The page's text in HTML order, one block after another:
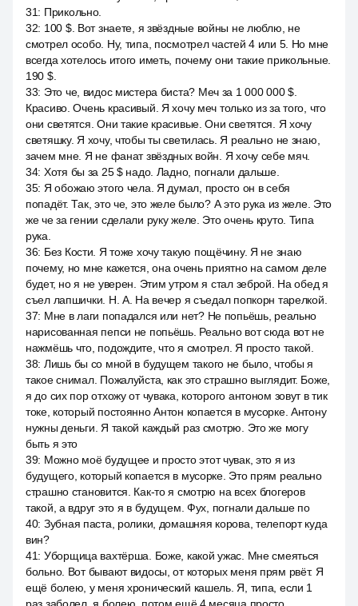
31: Прикольно.
32: 100 $. Вот знаете, я звёздные войны не люблю, не
смотрел особо. Ну, типа, посмотрел частей 4 или 5. Но мне
всегда хотелось итого иметь, почему они такие прикольные.
190 $.
33: Это че, видос мистера биста? Меч за 1 000 000 $.
Красиво. Очень красивый. Я хочу меч только из за того, что
они светятся. Они такие красивые. Они светятся. Я хочу
светяшку. Я хочу, чтобы ты светилась. Я реально не знаю,
зачем мне. Я не фанат звёздных войн. Я хочу себе мяч.
34: Хотя бы за 25 $ надо. Ладно, погнали дальше.
35: Я обожаю этого чела. Я думал, просто он в себя
попадёт. Так, это че, это желе было? А это рука из желе. Это
же че за гении сделали руку желе. Это очень круто. Типа
рука.
36: Без Кости. Я тоже хочу такую пощёчину. Я не знаю
почему, но мне кажется, она очень приятно на самом деле
будет, но я не уверен. Этим утром я стал зеброй. На обед я
съел лапшички. Н. А. На вечер я съедал попкорн тарелкой.
37: Мне в лаги попадался или нет? Не попьёшь, реально
нарисованная пепси не попьёшь. Реально вот сюда вот не
нажмёшь что, подождите, что я смотрел. Я просто такой.
38: Лишь бы со мной в будущем такого не было, чтобы я
такое снимал. Пожалуйста, как это страшно выглядит. Боже,
я до сих пор отхожу от чувака, которого антоном зовут в тик
токе, который постоянно Антон копается в мусорке. Антону
нужны деньги. Я такой каждый раз смотрю. Это же могу
быть я это
39: Можно моё будущее и просто этот чувак, это я из
будущего, который копается в мусорке. Это прям реально
страшно становится. Как-то я смотрю на всех блогеров
такой, а вдруг это я в будущем. Фух, погнали дальше по
40: Зубная паста, ролики, домашняя корова, телепорт куда
вин?
41: Уборщица вахтёрша. Боже, какой ужас. Мне смеяться
больно. Вот бывают видосы, от которых меня прям рвёт. Я
ещё болею, у меня хронический кашель. Я, типа, если 1